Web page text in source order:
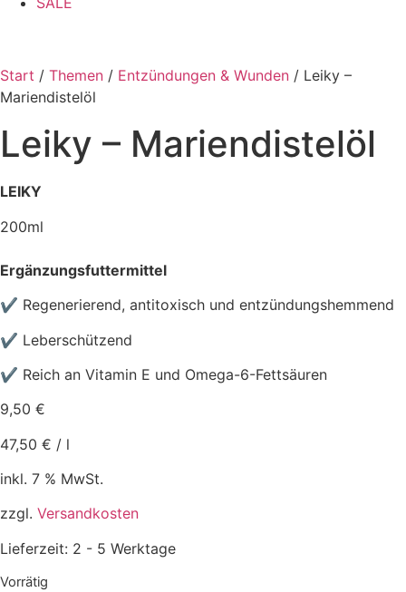
Start / Themen / Entzündungen & Wunden / Leiky –
Mariendistelöl
Leiky – Mariendistelöl
LEIKY
200ml
Ergänzungsfuttermittel
✔ Regenerierend, antitoxisch und entzündungshemmend
✔ Leberschützend
✔ Reich an Vitamin E und Omega-6-Fettsäuren
9,50 €
47,50 € / l
inkl. 7 % MwSt.
zzgl. Versandkosten
Lieferzeit: 2 - 5 Werktage
Vorrätig